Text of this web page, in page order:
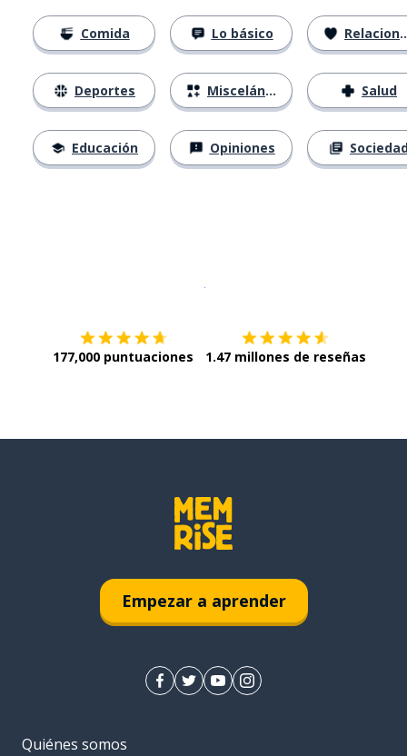
Comida
Deportes
Educación
Lo básico
Misceláneo
Opiniones
Relaciones
Salud
177,000 puntuaciones 1.47 millones de reseñas
Empezar a aprender
Quiénes somos